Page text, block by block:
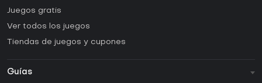
Juegos gratis
Ver todos los juegos
Tiendas de juegos y cupones
Guías